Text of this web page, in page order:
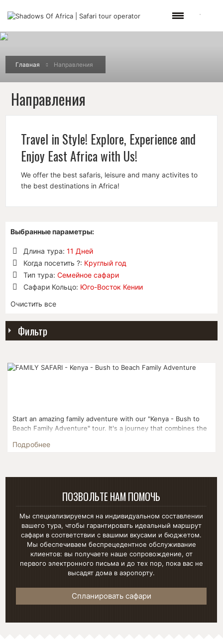
Главная Направления
Направления
Travel in Style! Explore, Experience and
Enjoy East Africa with Us!
We offer the best safaris, leisure and many activites to
the best destinations in Africa!
Выбранные параметры:
Длина тура: 11 Дней
Удалить
позицию
Когда посетить ?: Круглый год
Удалить
позицию
Тип тура: Семейное сафари
Удалить
позицию
Сафари Кольцо: Юго-Восток Кении
позицию
Очистить все
Фильтр
Start an amazing family adventure with our "Kenya - Bush to
Beach Family Adventure" tour. It's a journey that combines the
Подробнее
ПОЗВОЛЬТЕ НАМ ПОМОЧЬ
Мы специализируемся на индивидуальном составлении
вашего тура, чтобы гарантировать идеальный маршрут
сафари в соответствии с вашими вкусами и бюджетом.
Мы обеспечиваем беспрецедентное обслуживание
клиентов: вы получаете наше сопровождение, от
первого электронного письма и до тех пор, пока вас не
высадят дома в аэропорту.
Спланировать сафари